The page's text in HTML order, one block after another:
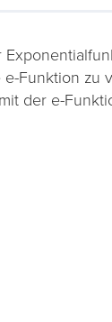
Funktion
der e-